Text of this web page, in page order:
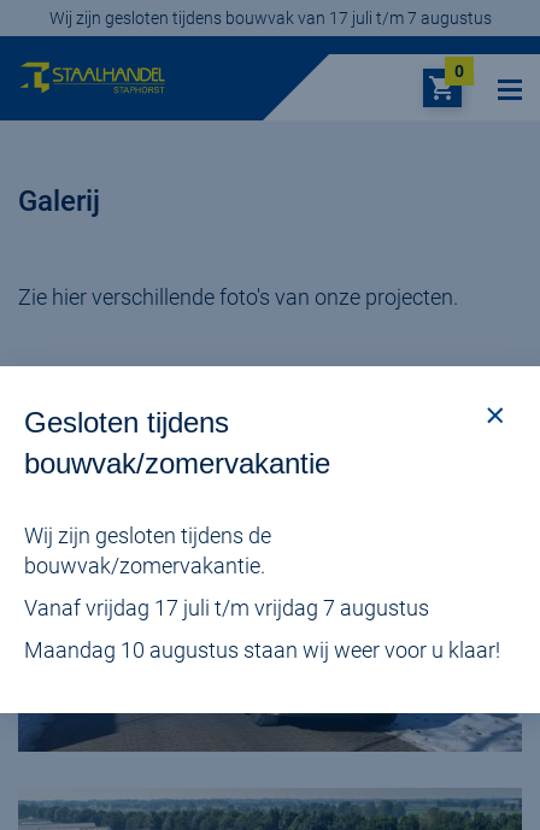
Wij zijn gesloten tijdens bouwvak van 17 juli t/m 7 augustus
0
Galerij
Zie hier verschillende foto's van onze projecten.
Gesloten tijdens
bouwvak/zomervakantie
Wij zijn gesloten tijdens de
bouwvak/zomervakantie.
Vanaf vrijdag 17 juli t/m vrijdag 7 augustus
Maandag 10 augustus staan wij weer voor u klaar!